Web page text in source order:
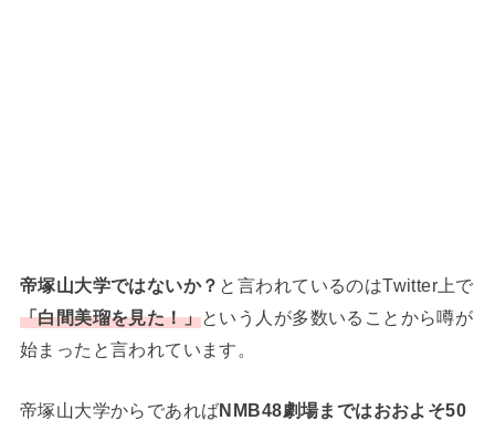
帝塚山大学ではないか？ と言われているのはTwitter上で
「白間美瑠を見た！」という人が多数いることから噂が
始まったと言われています。
帝塚山大学からであればNMB48劇場まではおおよそ50